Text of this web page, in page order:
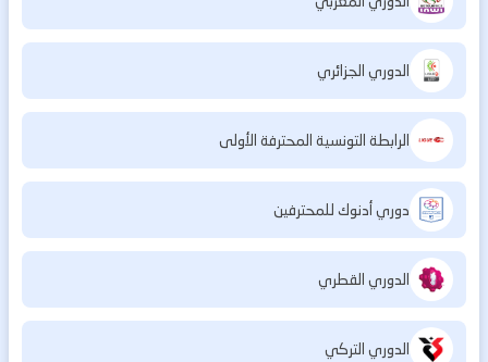
الدوري الجزائري
الرابطة التونسية المحترفة الأولى
دوري أدنوك للمحترفين
الدوري القطري
الدوري التركي